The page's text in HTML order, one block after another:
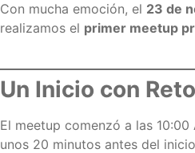
Con mucha emoción, el 23 de
realizamos el primer meetup
Un Inicio con
El meetup comenzó a las
unos 20 minutos antes del